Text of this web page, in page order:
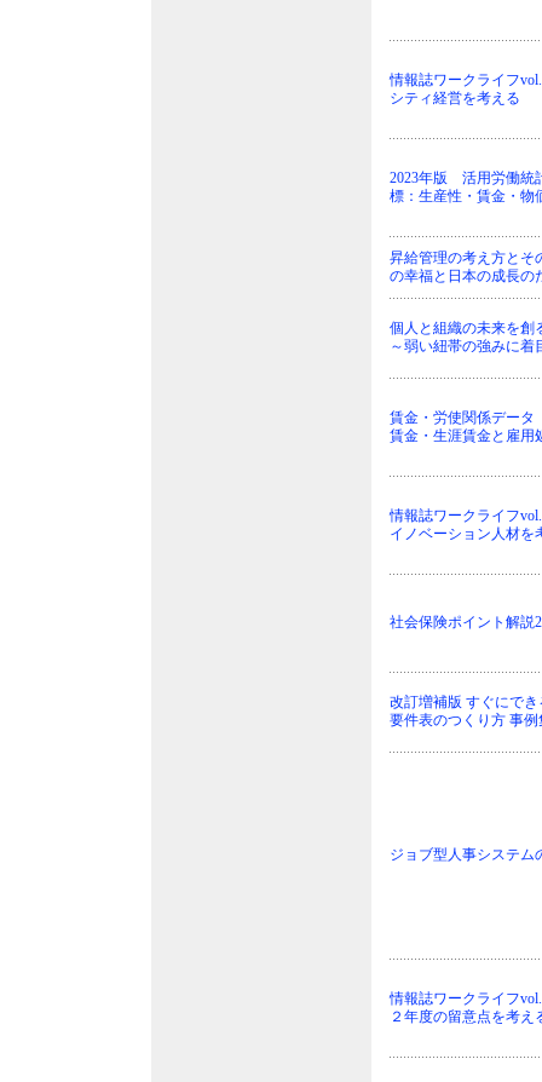
情報誌ワークライフ
シティ経営を考える
2023年版 活用労働
標：生産性・賃金・物
昇給管理の考え方と
の幸福と日本の成長の
個人と組織の未来を創
～弱い紐帯の強みに着
賃金・労使関係デー
賃金・生涯賃金と雇用
情報誌ワークライフ
イノベーション人材を
社会保険ポイント解説
改訂増補版 すぐにで
要件表のつくり方 事例
ジョブ型人事システム
情報誌ワークライフ
２年度の留意点を考え